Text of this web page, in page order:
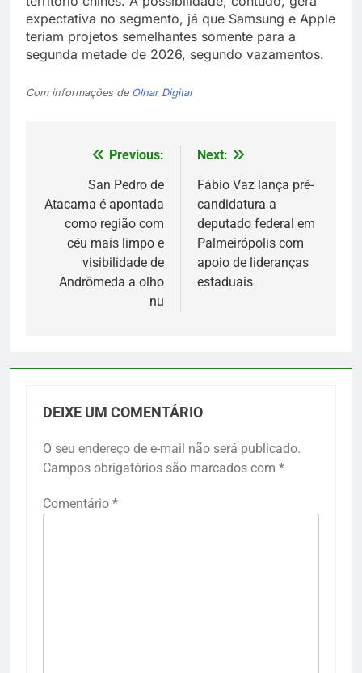
expectativa no segmento, já que Samsung e Apple
teriam projetos semelhantes somente para a
segunda metade de 2026, segundo vazamentos.
Com informações de Olhar Digital
Navegação
Post
Previous:
San Pedro de
Atacama é apontada
como região com
céu mais limpo e
visibilidade de
Andrômeda a olho
nu
Next:
Fábio Vaz lança pré-
candidatura a
deputado federal em
Palmeirópolis com
apoio de lideranças
estaduais
DEIXE UM COMENTÁRIO
O seu endereço de e-mail não será publicado.
Campos obrigatórios são marcados com *
Comentário *